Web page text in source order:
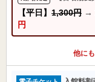
【平日】 1,300円 →
円
他に